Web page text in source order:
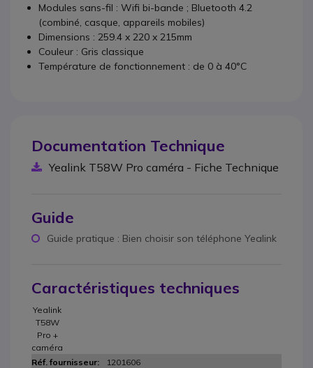
Modules sans-fil : Wifi bi-bande ; Bluetooth 4.2
(combiné, casque, appareils mobiles)
Dimensions : 259.4 x 220 x 215mm
Couleur : Gris classique
Température de fonctionnement : de 0 à 40°C
Documentation Technique
Yealink T58W Pro caméra - Fiche Technique
Guide
Guide pratique : Bien choisir son téléphone Yealink
Caractéristiques techniques
Yealink
T58W
Pro +
caméra
1201606